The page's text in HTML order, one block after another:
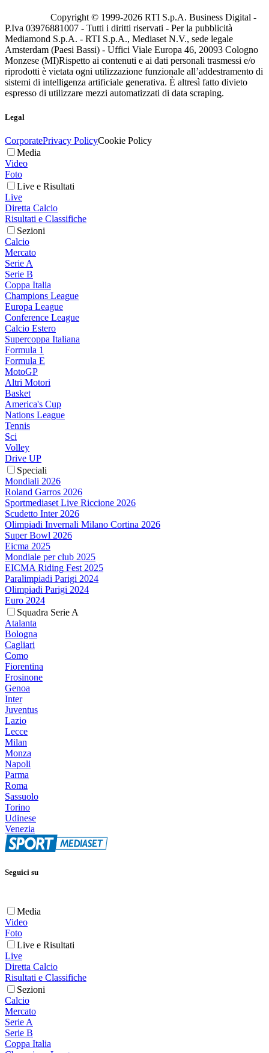
Copyright © 1999-2026 RTI S.p.A. Business Digital -
P.Iva 03976881007 - Tutti i diritti riservati - Per la pubblicità
Mediamond S.p.A. - RTI S.p.A., Mediaset N.V., sede legale
Amsterdam (Paesi Bassi) - Uffici Viale Europa 46, 20093 Cologno
Monzese (MI)Rispetto ai contenuti e ai dati personali trasmessi e/o
riprodotti è vietata ogni utilizzazione funzionale all’addestramento di
sistemi di intelligenza artificiale generativa. È altresì fatto divieto
espresso di utilizzare mezzi automatizzati di data scraping.
Legal
CorporatePrivacy PolicyCookie Policy
Media
Video
Foto
Live e Risultati
Live
Diretta Calcio
Risultati e Classifiche
Sezioni
Calcio
Mercato
Serie A
Serie B
Coppa Italia
Champions League
Europa League
Conference League
Calcio Estero
Supercoppa Italiana
Formula 1
Formula E
MotoGP
Altri Motori
Basket
America's Cup
Nations League
Tennis
Sci
Volley
Drive UP
Speciali
Mondiali 2026
Roland Garros 2026
Sportmediaset Live Riccione 2026
Scudetto Inter 2026
Olimpiadi Invernali Milano Cortina 2026
Super Bowl 2026
Eicma 2025
Mondiale per club 2025
EICMA Riding Fest 2025
Paralimpiadi Parigi 2024
Olimpiadi Parigi 2024
Euro 2024
Squadra Serie A
Atalanta
Bologna
Cagliari
Como
Fiorentina
Frosinone
Genoa
Inter
Juventus
Lazio
Lecce
Milan
Monza
Napoli
Parma
Roma
Sassuolo
Torino
Udinese
Venezia
Seguici su
Media
Video
Foto
Live e Risultati
Live
Diretta Calcio
Risultati e Classifiche
Sezioni
Calcio
Mercato
Serie A
Serie B
Coppa Italia